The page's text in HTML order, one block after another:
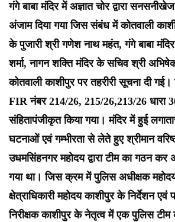
गंगे बाबा मंदिर में अज्ञात चोर द्वारा
अंजाम दिया गया जिस संबंध में कोतवाली
के पुजारी श्री गणेश नाथ महंत, गंगे बाबा
शर्मा, नागन शक्ति मंदिर के सचिव श्री अभिषेक
कोतवाली काशीपुर पर तहरीरी सूचना दी
FIR नंबर 214/26, 215/26,213/26 धारा
संहितापंजीकृत किया गया। मंदिर में हुई
घटनाओं एवं गम्भीरता से लेते हुए श्रीमान
उधमसिंहनगर महोदय द्वारा टीम का गठन कर
गया था। जिस क्रम में पुलिस अधीक्षक
क्षेत्राधिकारी महोदय काशीपुर के निर्देशन एवं
निरीक्षक काशीपुर के नेतृत्व में एक पुलिस टीम